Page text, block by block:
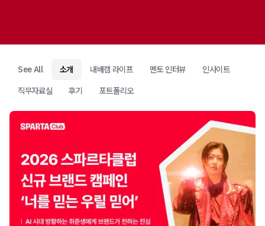
See All 소개 내배캠 라이프 멘토 인터뷰
인사이트
직무자료실
후기 포트폴리오